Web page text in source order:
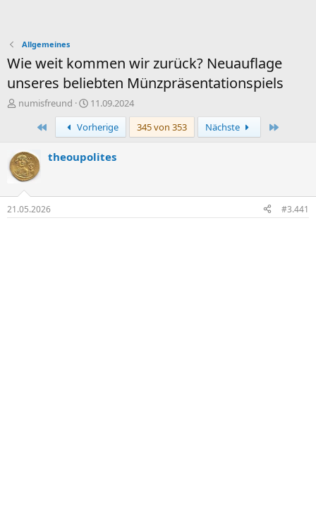
Allgemeines
Wie weit kommen wir zurück? Neuauflage
unseres beliebten Münzpräsentationspiels
E
e
l
l
e
r
numisfreund
E
r
s
t
e
m
11.09.2024
Erste
Vorherige 345 von 353 Nächste
theoupolites
21.05.2026 #3.441